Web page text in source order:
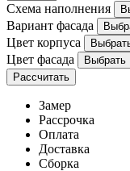
Схема наполнения
Вариант фасада
Цвет корпуса
Цвет фасада
Выбрать
Рассчитать
Замер
Рассрочка
Оплата
Доставка
Сборка